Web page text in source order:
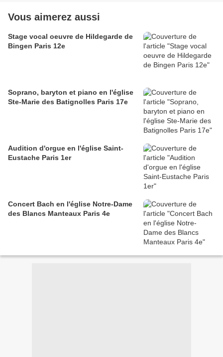
Vous aimerez aussi
Stage vocal oeuvre de Hildegarde de
Bingen Paris 12e
Soprano, baryton et piano en l'église
Ste-Marie des Batignolles Paris 17e
Audition d'orgue en l'église Saint-
Eustache Paris 1er
Concert Bach en l'église Notre-Dame
des Blancs Manteaux Paris 4e